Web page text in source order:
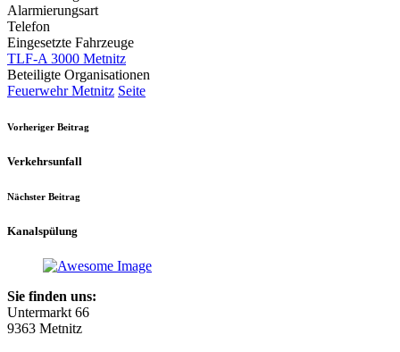
Alarmierungsart
Telefon
Eingesetzte Fahrzeuge
TLF-A 3000 Metnitz
Beteiligte Organisationen
Feuerwehr Metnitz Seite
Vorheriger Beitrag
Verkehrsunfall
Nächster Beitrag
Kanalspülung
Sie finden uns:
Untermarkt 66
9363 Metnitz